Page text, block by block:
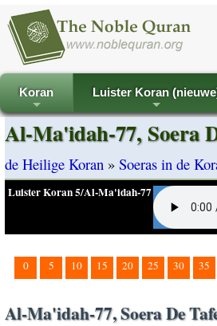
+
Koran
+
Luister Koran
Al-Ma'idah-77, Soera
de Heilige Koran » Soeras in de
Luister Koran 5/Al-Ma'idah-77
0 5 10 15 20 25 30 35
Al-Ma'idah-77, Soera De